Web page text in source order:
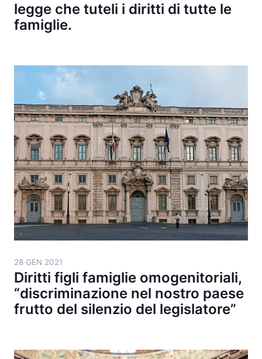
legge che tuteli i diritti di tutte le
famiglie.
28 GEN 2021
Diritti figli famiglie omogenitoriali,
“discriminazione nel nostro paese
frutto del silenzio del legislatore”